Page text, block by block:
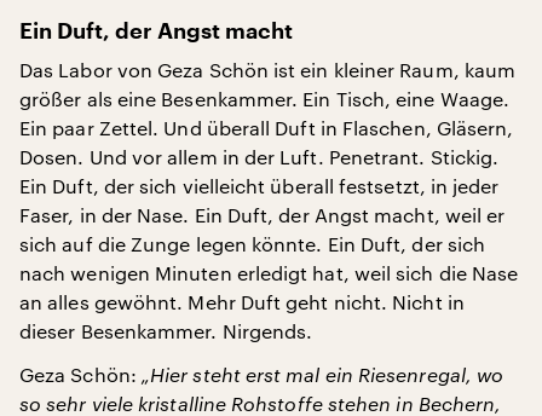
Ein Duft, der Angst macht
Das Labor von Geza Schön ist ein kleiner Raum, kaum
größer als eine Besenkammer. Ein Tisch, eine Waage.
Ein paar Zettel. Und überall Duft in Flaschen, Gläsern,
Dosen. Und vor allem in der Luft. Penetrant. Stickig.
Ein Duft, der sich vielleicht überall festsetzt, in jeder
Faser, in der Nase. Ein Duft, der Angst macht, weil er
sich auf die Zunge legen könnte. Ein Duft, der sich
nach wenigen Minuten erledigt hat, weil sich die Nase
an alles gewöhnt. Mehr Duft geht nicht. Nicht in
dieser Besenkammer. Nirgends.
Geza Schön: „Hier steht erst mal ein Riesenregal, wo
so sehr viele kristalline Rohstoffe stehen in Bechern,